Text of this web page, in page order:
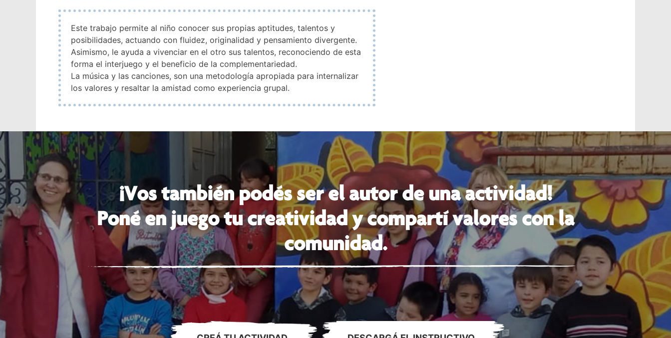
Este trabajo permite al niño conocer sus propias aptitudes, talentos y
posibilidades, actuando con fluidez, originalidad y pensamiento divergente.
Asimismo, le ayuda a vivenciar en el otro sus talentos, reconociendo de esta
forma el interjuego y el beneficio de la complementariedad.
La música y las canciones, son una metodología apropiada para internalizar
los valores y resaltar la amistad como experiencia grupal.
¡Vos también podés ser el autor de una actividad!
Poné en juego tu creatividad y compartí valores con la
comunidad.